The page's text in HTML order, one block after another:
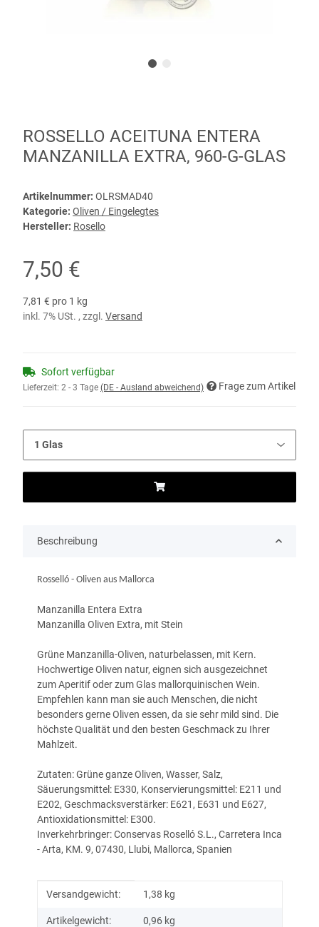
ROSSELLO ACEITUNA ENTERA
MANZANILLA EXTRA, 960-G-GLAS
Artikelnummer: OLRSMAD40
Kategorie: Oliven / Eingelegtes
Hersteller: Rosello
7,50 €
7,81 € pro 1 kg
inkl. 7% USt. , zzgl. Versand
Sofort verfügbar
Lieferzeit: 2 - 3 Tage (DE - Ausland abweichend) Frage zum Artikel
Beschreibung
Rosselló - Oliven aus Mallorca
Manzanilla Entera Extra
Manzanilla Oliven Extra, mit Stein
Grüne Manzanilla-Oliven, naturbelassen, mit Kern.
Hochwertige Oliven natur, eignen sich ausgezeichnet
zum Aperitif oder zum Glas mallorquinischen Wein.
Empfehlen kann man sie auch Menschen, die nicht
besonders gerne Oliven essen, da sie sehr mild sind. Die
höchste Qualität und den besten Geschmack zu Ihrer
Mahlzeit.
Zutaten: Grüne ganze Oliven, Wasser, Salz,
Säuerungsmittel: E330, Konservierungsmittel: E211 und
E202, Geschmacksverstärker: E621, E631 und E627,
Antioxidationsmittel: E300.
Inverkehrbringer: Conservas Roselló S.L., Carretera Inca
- Arta, KM. 9, 07430, Llubi, Mallorca, Spanien
Produkteigenschaft
Wert
Versandgewicht: 1,38 kg
Artikelgewicht: 0,96 kg